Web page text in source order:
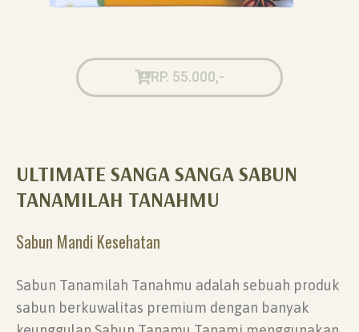
RP. 55.000,-
ULTIMATE SANGA SANGA SABUN
TANAMILAH TANAHMU
Sabun Mandi Kesehatan
Sabun Tanamilah Tanahmu adalah sebuah produk
sabun berkuwalitas premium dengan banyak